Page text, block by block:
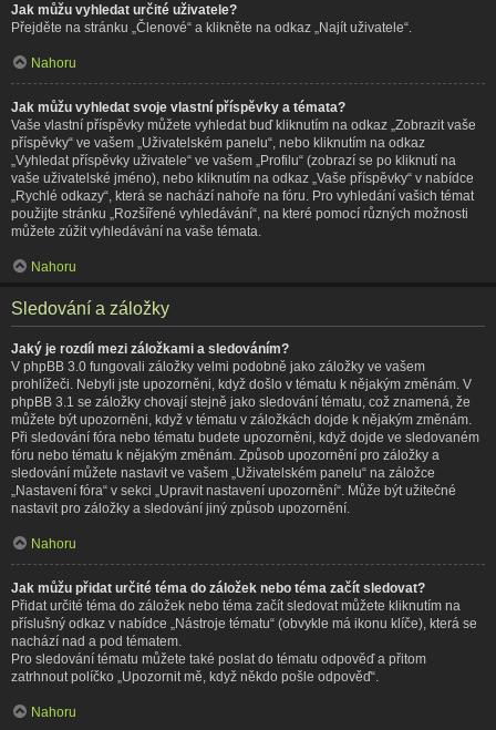
Jak můžu vyhledat určité uživatele?
Přejděte na stránku „Členové“ a klikněte na odkaz „Najít uživatele“.
Nahoru
Jak můžu vyhledat svoje vlastní příspěvky a témata?
Vaše vlastní příspěvky můžete vyhledat buď kliknutím na odkaz „Zobrazit vaše
příspěvky“ ve vašem „Uživatelském panelu“, nebo kliknutím na odkaz
„Vyhledat příspěvky uživatele“ ve vašem „Profilu“ (zobrazí se po kliknutí na
vaše uživatelské jméno), nebo kliknutím na odkaz „Vaše příspěvky“ v nabídce
„Rychlé odkazy“, která se nachází nahoře na fóru. Pro vyhledání vašich témat
použijte stránku „Rozšířené vyhledávání“, na které pomocí různých možnosti
můžete zúžit vyhledávání na vaše témata.
Nahoru
Sledování a záložky
Jaký je rozdíl mezi záložkami a sledováním?
V phpBB 3.0 fungovali záložky velmi podobně jako záložky ve vašem
prohlížeči. Nebyli jste upozorněni, když došlo v tématu k nějakým změnám. V
phpBB 3.1 se záložky chovají stejně jako sledování tématu, což znamená, že
můžete být upozorněni, když v tématu v záložkách dojde k nějakým změnám.
Při sledování fóra nebo tématu budete upozorněni, když dojde ve sledovaném
fóru nebo tématu k nějakým změnám. Způsob upozornění pro záložky a
sledování můžete nastavit ve vašem „Uživatelském panelu“ na záložce
„Nastavení fóra“ v sekci „Upravit nastavení upozornění“. Může být užitečné
nastavit pro záložky a sledování jiný způsob upozornění.
Nahoru
Jak můžu přidat určité téma do záložek nebo téma začít sledovat?
Přidat určité téma do záložek nebo téma začít sledovat můžete kliknutím na
příslušný odkaz v nabídce „Nástroje tématu“ (obvykle má ikonu klíče), která se
nachází nad a pod tématem.
Pro sledování tématu můžete také poslat do tématu odpověď a přitom
zatrhnout políčko „Upozornit mě, když někdo pošle odpověď“.
Nahoru